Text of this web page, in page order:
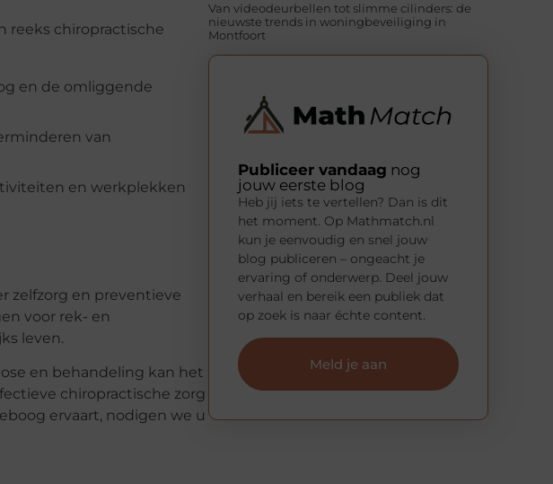
reeks chiropractische
en de omliggende
van
en werkplekken
zelfzorg en preventieve
voor rek- en
leven.
en behandeling kan het
chiropractische zorg
ervaart, nodigen we u
Van videodeurbellen tot slimme cilinders: de
nieuwste trends in woningbeveiliging in
Montfoort
Publiceer vandaag nog
jouw eerste blog
Heb jij iets te vertellen? Dan is dit
het moment. Op Mathmatch.nl
kun je eenvoudig en snel jouw
blog publiceren – ongeacht je
ervaring of onderwerp. Deel jouw
verhaal en bereik een publiek dat
op zoek is naar échte content.
Meld je aan